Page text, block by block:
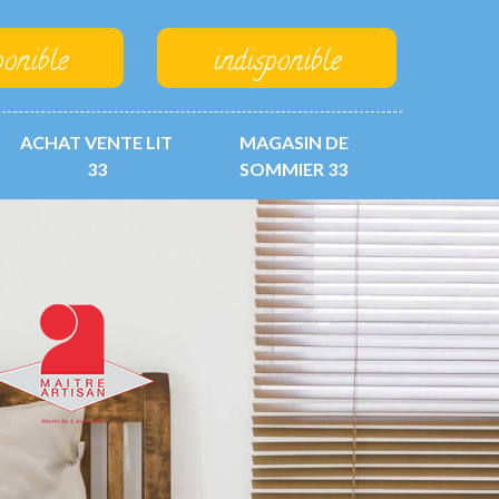
indisponible
ACHAT VENTE LIT
33
MAGASIN DE
SOMMIER 33